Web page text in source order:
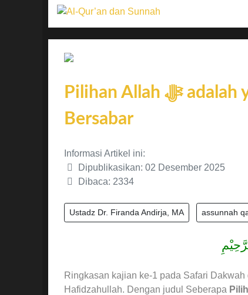
Pilihan Allah ﷻ adalah yang Terbaik bagi Hamba Allah ﷻ yang
Bersabar
Informasi Artikel ini:
Dipublikasikan: 02 Desember 2025
Dibaca: 2334
Ustadz Dr. Firanda Andirja, MA assunnah
Ringkasan kajian ke-1 pada Safari
Hafidzahullah. Dengan judul Seberapa